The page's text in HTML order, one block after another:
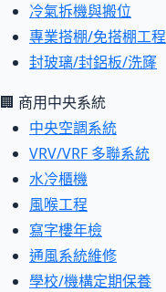
冷氣拆機與搬位
專業搭棚/免搭棚工程
封玻璃/封鋁板/洗窿
🏢 商用中央系統
中央空調系統
VRV/VRF 多聯系統
水冷櫃機
風喉工程
寫字樓年檢
通風系統維修
學校/機構定期保養